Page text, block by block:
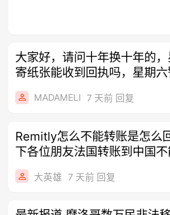
大家好，请问十年换十年的
寄纸张能收到回执吗，星期六
人上
MADAMELI 7 天前 回复
Remitly怎么不能转账是怎么
下各位朋友法国转账到中国
大英雄 7 天前 回复